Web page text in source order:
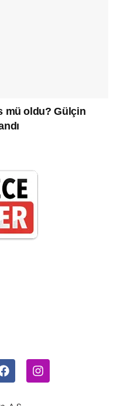
mü oldu? Gülçin